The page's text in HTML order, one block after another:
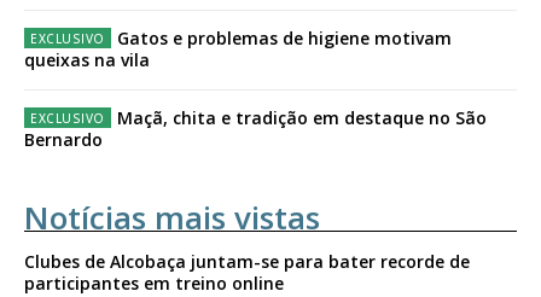
Gatos e problemas de higiene motivam
queixas na vila
Maçã, chita e tradição em destaque no São
Bernardo
Notícias mais vistas
Clubes de Alcobaça juntam-se para bater recorde de
participantes em treino online